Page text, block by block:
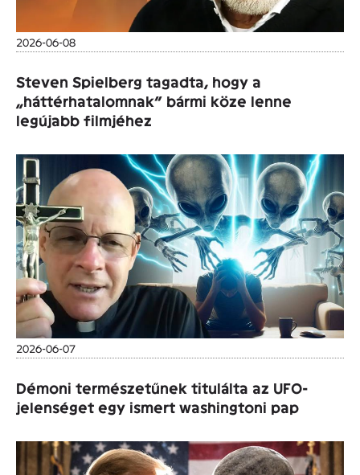
2026-06-08
Steven Spielberg tagadta, hogy a
„háttérhatalomnak” bármi köze lenne
legújabb filmjéhez
2026-06-07
Démoni természetűnek titulálta az UFO-
jelenséget egy ismert washingtoni pap